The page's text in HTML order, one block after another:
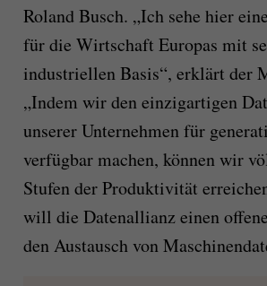
Roland Busch. „Ich sehe hier
für die Wirtschaft Europas mit
industriellen Basis“, erklärt der
„Indem wir den einzigartigen
unserer Unternehmen für
verfügbar machen, können wir
Stufen der Produktivität
will die Datenallianz einen
den Austausch von